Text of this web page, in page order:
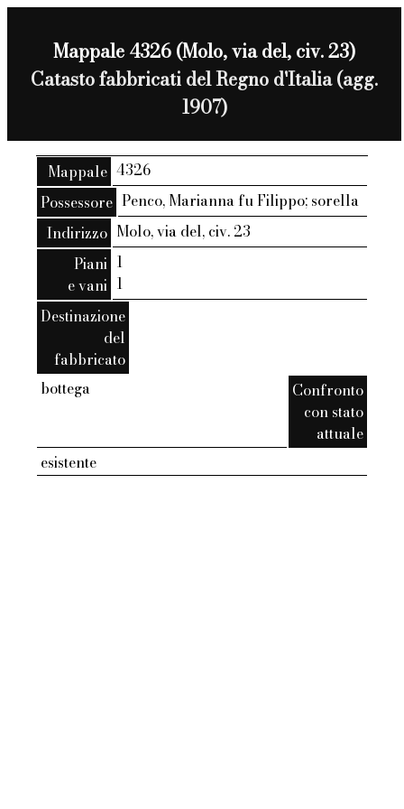
Mappale 4326 (Molo, via del, civ. 23)
Catasto fabbricati del Regno d'Italia (agg.
1907)
Mappale 4326
Possessore Penco, Marianna fu Filippo; sorella
Indirizzo Molo, via del, civ. 23
Piani
e vani
1
1
Destinazione
del
fabbricato
bottega
Confronto
con stato
attuale
esistente